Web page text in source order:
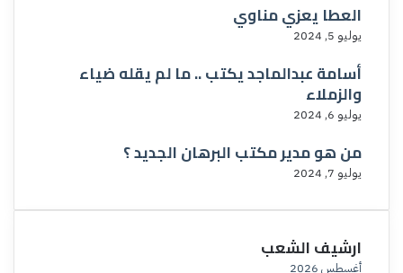
العطا يعزي مناوي
يوليو 5, 2024
أسامة عبدالماجد يكتب .. ما لم يقله ضياء
والزملاء
يوليو 6, 2024
من هو مدير مكتب البرهان الجديد ؟
يوليو 7, 2024
ارشيف الشعب
أغسطس 2026